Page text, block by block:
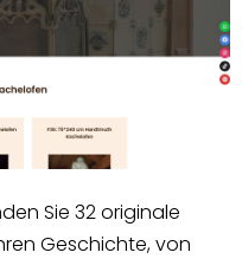
Sie 32 originale
Geschichte, von